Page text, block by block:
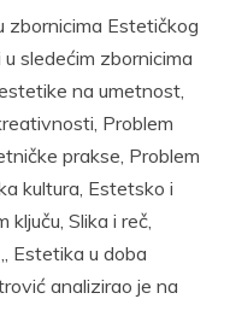
Estetičkog
sledećim zbornicima
na umetnost,
Problem
prakse, Problem
kultura, Estetsko i
Slika i reč,
Estetika u doba
analizirao je na